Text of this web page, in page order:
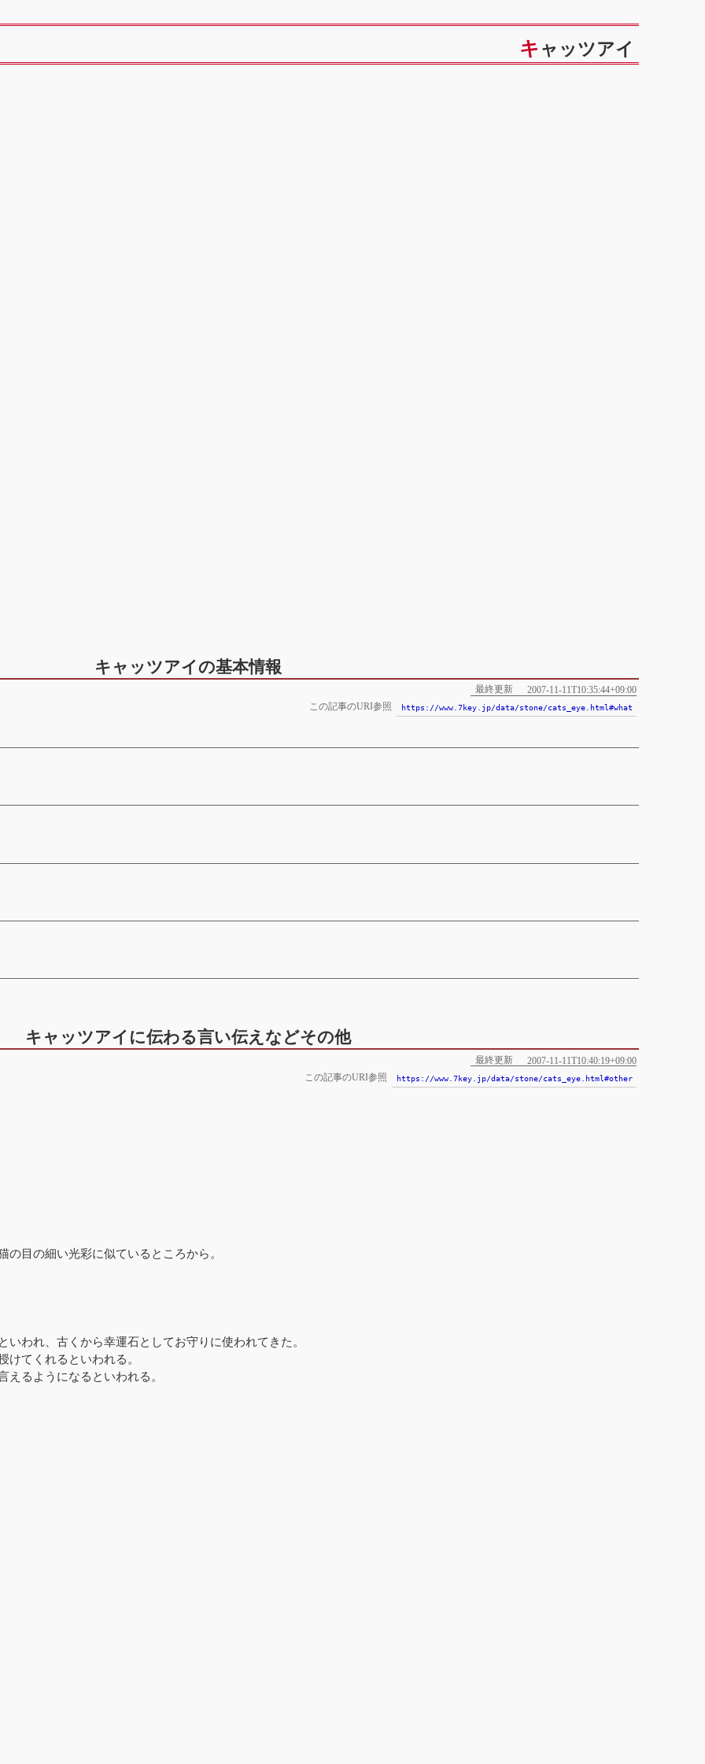
キャッツアイ
キャッツアイの基本情報
最終更新
2007-11-11T10:35:44+09:00
この記事のURI参照
https://www.7key.jp/data/stone/cats_eye.html#what
キャッツアイに伝わる言い伝えなどその他
最終更新
2007-11-11T10:40:19+09:00
この記事のURI参照
https://www.7key.jp/data/stone/cats_eye.html#other
目の細い光彩に似ているところから。
いわれ、古くから幸運石としてお守りに使われてきた。
けてくれるといわれる。
えるようになるといわれる。